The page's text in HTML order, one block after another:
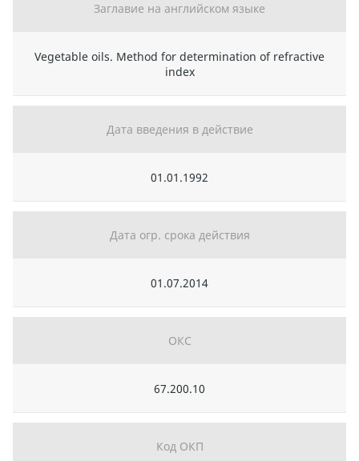
Заглавие на английском языке
Vegetable oils. Method for determination of refractive
index
Дата введения в действие
01.01.1992
Дата огр. срока действия
01.07.2014
ОКС
67.200.10
Код ОКП